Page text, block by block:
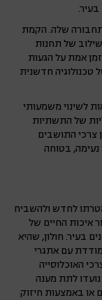
שלה. הקמת
שילוב של תחנות
אמת על הגעות
טכנולוגיה חדשנית
לשינוי משמעותי
של התשתיות
צרכי התושבים
נעימה, בטוחה
לחדש ולהשביח
איכות החיים של
בעיר. חולון, שהיא
עם אתגרי
האוכלוסייה
לתת מענה
או באמצעות חיזוק